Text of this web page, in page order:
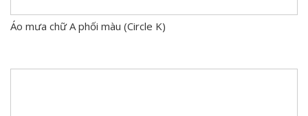
Áo mưa chữ A phối màu (Circle K)